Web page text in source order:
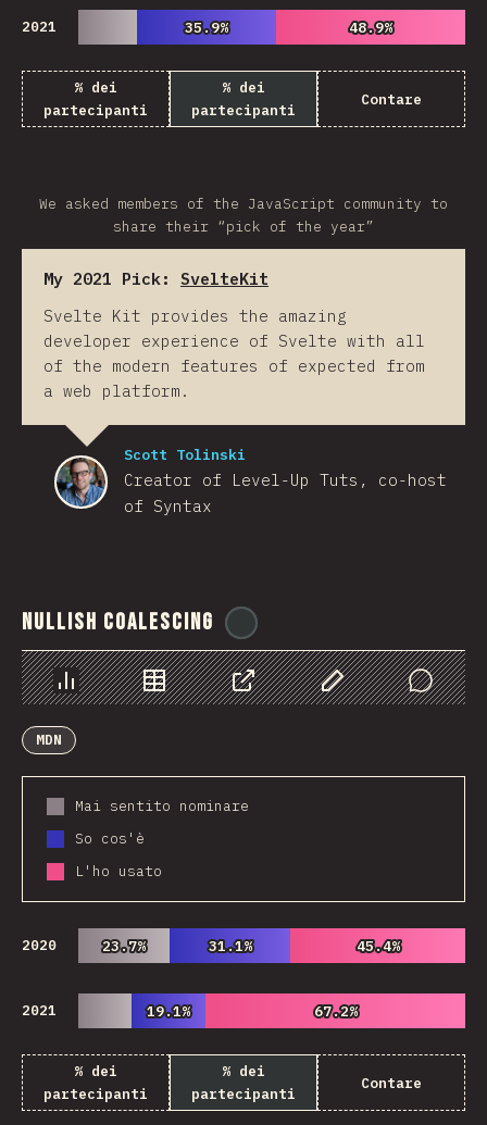
2021 35.9%
35.9% 48.9%
48.9%
% dei
partecipanti
% dei
partecipanti
Contare
We asked members of the JavaScript community to
share their “pick of the year”
My 2021 Pick: SvelteKit
Svelte Kit provides the amazing
developer experience of Svelte with all
of the modern features of expected from
a web platform.
Scott Tolinski
Creator of Level-Up Tuts, co-host
of Syntax
Nullish Coalescing
Grafico Dati CondividerePersonalizza i dati
Comments
MDN
Mai sentito nominare
So cos'è
L'ho usato
2020 23.7%
23.7% 31.1%
31.1% 45.4%
45.4%
2021 19.1%
19.1% 67.2%
67.2%
% dei
partecipanti
% dei
partecipanti
Contare